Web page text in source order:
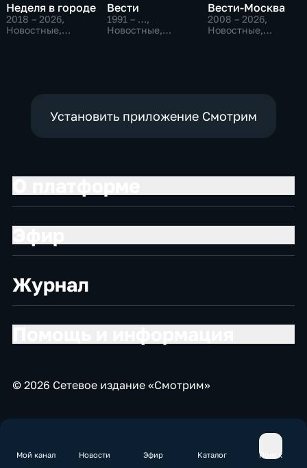
Мой канал Новости Эфир Каталог Поиск
Неделя в городе
2018 – 2026,
Новостные,
Вести
1991 – …,
Новостные,
Вести-Москва
2008 – 2026,
Новостные,
Установить приложение Смотрим
Журнал
© 2026 Сетевое издание «Смотрим»